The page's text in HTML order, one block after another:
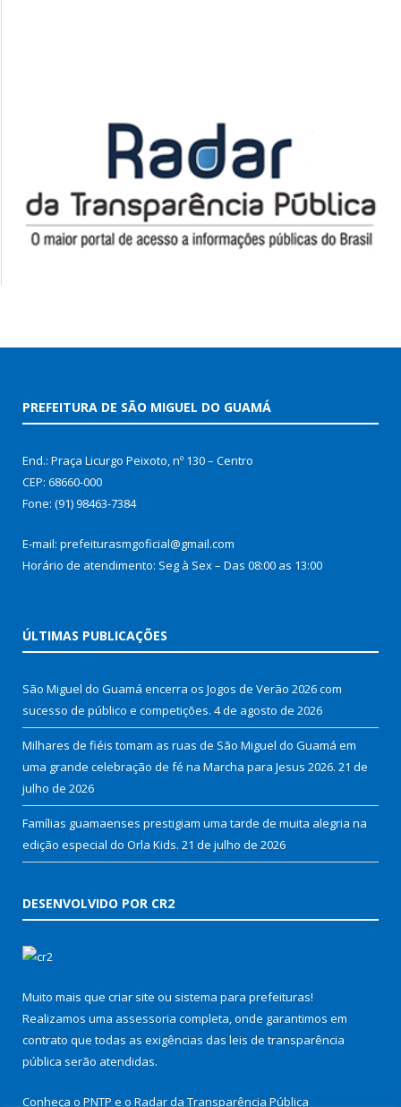
PREFEITURA DE SÃO MIGUEL DO GUAMÁ
End.: Praça Licurgo Peixoto, nº 130 – Centro
CEP: 68660-000
Fone: (91) 98463-7384
E-mail: prefeiturasmgoficial@gmail.com
Horário de atendimento: Seg à Sex – Das 08:00 as 13:00
ÚLTIMAS PUBLICAÇÕES
São Miguel do Guamá encerra os Jogos de Verão 2026 com
sucesso de público e competições. 4 de agosto de 2026
Milhares de fiéis tomam as ruas de São Miguel do Guamá em
uma grande celebração de fé na Marcha para Jesus 2026. 21 de
julho de 2026
Famílias guamaenses prestigiam uma tarde de muita alegria na
edição especial do Orla Kids. 21 de julho de 2026
DESENVOLVIDO POR CR2
Muito mais que criar site ou sistema para prefeituras!
Realizamos uma assessoria completa, onde garantimos em
contrato que todas as exigências das leis de transparência
pública serão atendidas.
Conheça o PNTP e o Radar da Transparência Pública